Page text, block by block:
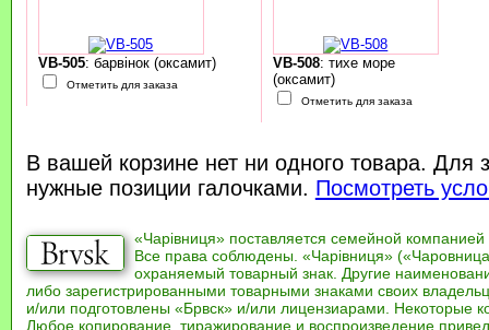
VB-505: барвінок (оксамит)
Отметить для заказа
VB-508: тихе море
(оксамит)
Отметить для заказа
В вашей корзине нет ни одного товара. Для
нужные позиции галочками. Посмотреть
«Чарівниця» поставляется семейной компанией
Все права соблюдены. «Чарівниця»
охраняемый товарный знак. Другие
либо зарегистрированными товарными знаками своих
и/или подготовлены «Брвск» и/или лицензиарами. Некоторые
Любое копирование, тиражирование и воспроизведение